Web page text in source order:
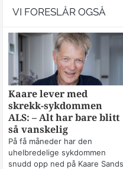
VI FORESLÅR OGSÅ
Kaare lever med
skrekk-sykdommen
ALS: – Alt har bare blitt
så vanskelig
På få måneder har den
uhelbredelige sykdommen
snudd opp ned på Kaare Sands